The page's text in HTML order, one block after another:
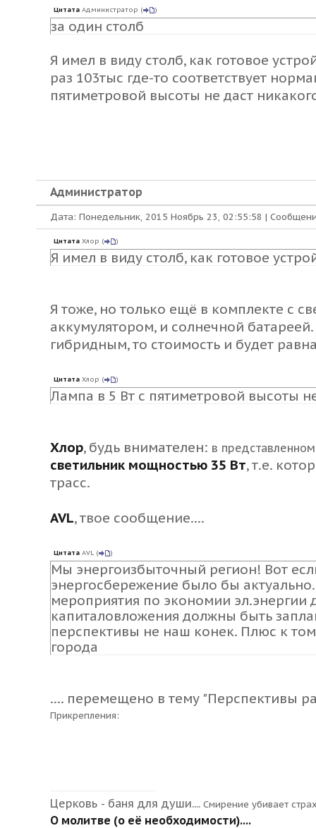
Цитата Администратор ( )
за один столб
Я имел в виду столб, как готовое
раз 103тыс где-то соответствует
пятиметровой высоты не даст
Администратор
Дата: Понедельник, 2015 Ноябрь 23, 02:55:58 |
Цитата Хлор ( )
Я имел в виду столб, как готовое
Я тоже, но только ещё в комплекте с
аккумулятором, и солнечной батареей
гибридным, то стоимость и будет
Цитата Хлор ( )
Лампа в 5 Вт с пятиметровой высоты
Хлор, будь внимателен: в
светильник мощностью 35 Вт, т.е.
трасс.
AVL, твое сообщение....
Цитата AVL( )
Мы энергоизбыточный регион! Вот
энергосбережение было бы
мероприятия по экономии
капиталовложения должны быть
перспективы не наш конек. Плюс к
города
.... перемещено в тему "Перспективы
Прикрепления:
Церковь - баня для души.... Смирение убивает
О молитве (о её необходимости)....